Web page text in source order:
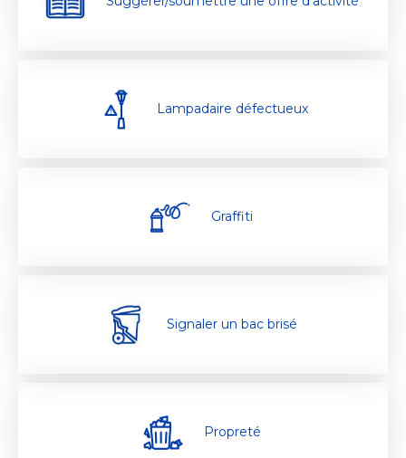
Lampadaire défectueux
Graffiti
Signaler un bac brisé
Propreté